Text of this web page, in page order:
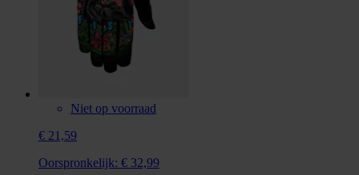
Niet op voorraad
€ 21,59
Oorspronkelijk: € 32,99